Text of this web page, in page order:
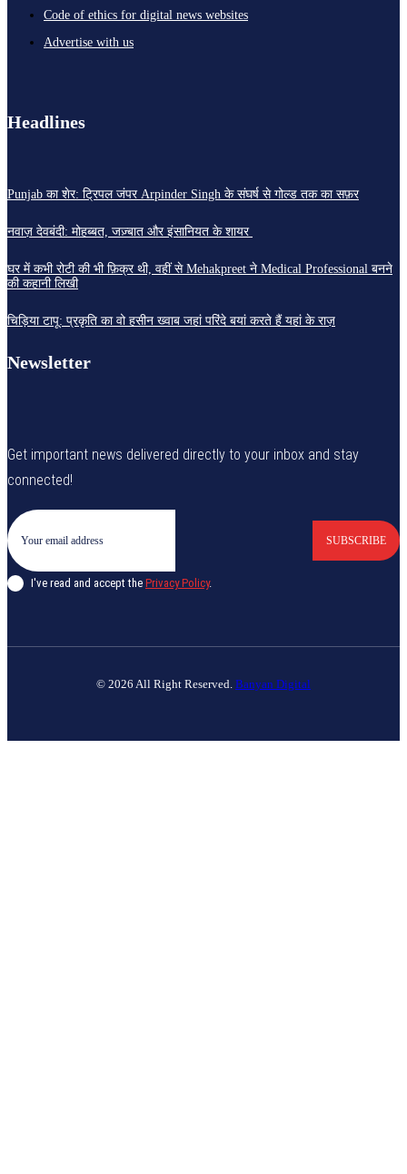
Code of ethics for digital news websites
Advertise with us
Headlines
Punjab का शेर: ट्रिपल जंपर Arpinder Singh के संघर्ष से गोल्ड तक का सफ़र
नवाज़ देवबंदी: मोहब्बत, जज़्बात और इंसानियत के शायर
घर में कभी रोटी की भी फ़िक्र थी, वहीं से Mehakpreet ने Medical Professional बनने
की कहानी लिखी
चिड़िया टापू: प्रकृति का वो हसीन ख्वाब जहां परिंदे बयां करते हैं यहां के राज़
Newsletter
Get important news delivered directly to your inbox and stay
connected!
SUBSCRIBE
I've read and accept the Privacy Policy.
© 2026 All Right Reserved. Banyan Digital